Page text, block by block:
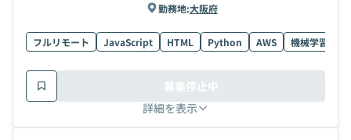
勤務地:大阪府
フルリモート JavaScript HTML Python AWS 機械学習
詳細を表示
募集停止中